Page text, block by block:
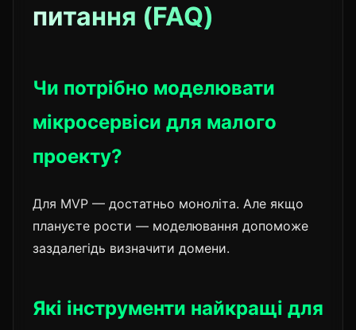
питання (FAQ)
Чи потрібно моделювати
мікросервіси для малого
проекту?
Для MVP — достатньо моноліта. Але якщо
плануєте рости — моделювання допоможе
заздалегідь визначити домени.
Які інструменти найкращі для